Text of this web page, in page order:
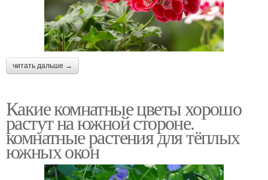
читать дальше →
Какие комнатные цветы хорошо
растут на южной стороне.
комнатные растения для тёплых
южных окон